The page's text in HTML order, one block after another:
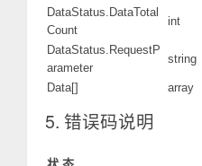
DataStatus.DataTotal
Count
int
DataStatus.RequestP
arameter
string
Data[] array
5. 错误码说明